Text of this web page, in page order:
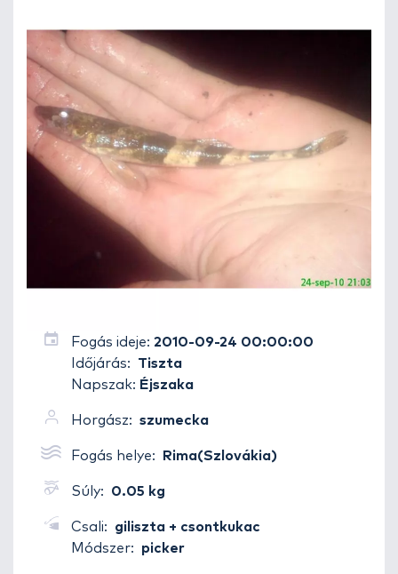
Fogás ideje: 2010-09-24 00:00:00
Időjárás:
Tiszta
Napszak: Éjszaka
Horgász: szumecka
Fogás helye: Rima(Szlovákia)
Súly: 0.05 kg
Csali:
giliszta + csontkukac
Módszer:
picker